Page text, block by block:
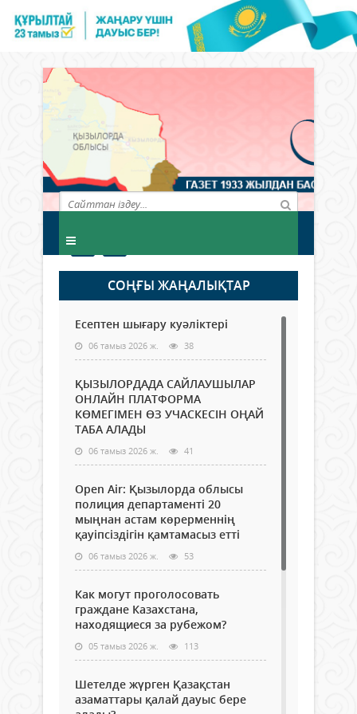
СОҢҒЫ ЖАҢАЛЫҚТАР
Есептен шығару куәліктері
06 тамыз 2026 ж. 38
ҚЫЗЫЛОРДАДА САЙЛАУШЫЛАР
ОНЛАЙН ПЛАТФОРМА
КӨМЕГІМЕН ӨЗ УЧАСКЕСІН ОҢАЙ
ТАБА АЛАДЫ
06 тамыз 2026 ж. 41
Open Air: Қызылорда облысы
полиция департаменті 20
мыңнан астам көрерменнің
қауіпсіздігін қамтамасыз етті
06 тамыз 2026 ж. 53
Как могут проголосовать
граждане Казахстана,
находящиеся за рубежом?
05 тамыз 2026 ж. 113
Шетелде жүрген Қазақстан
азаматтары қалай дауыс бере